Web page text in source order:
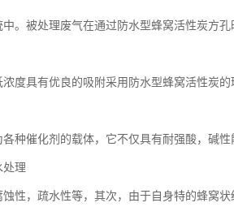
。被处理废气在通过防水型蜂窝活性炭方
度具有优良的吸附采用防水型蜂窝活性炭
种催化剂的载体，它不仅具有耐强酸，碱
处理
性，疏水性等，其次，由于自身特的蜂窝